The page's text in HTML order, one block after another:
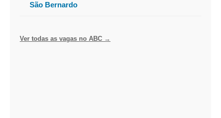
São Bernardo
Ver todas as vagas no ABC →